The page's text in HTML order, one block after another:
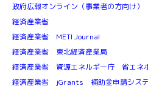
政府広報オンライン（事業者の方向け）
経済産業省
経済産業省 METI Journal
経済産業省 東北経済産業局
経済産業省 資源エネルギー庁 省エネ
経済産業省 jGrants 補助金申請シス